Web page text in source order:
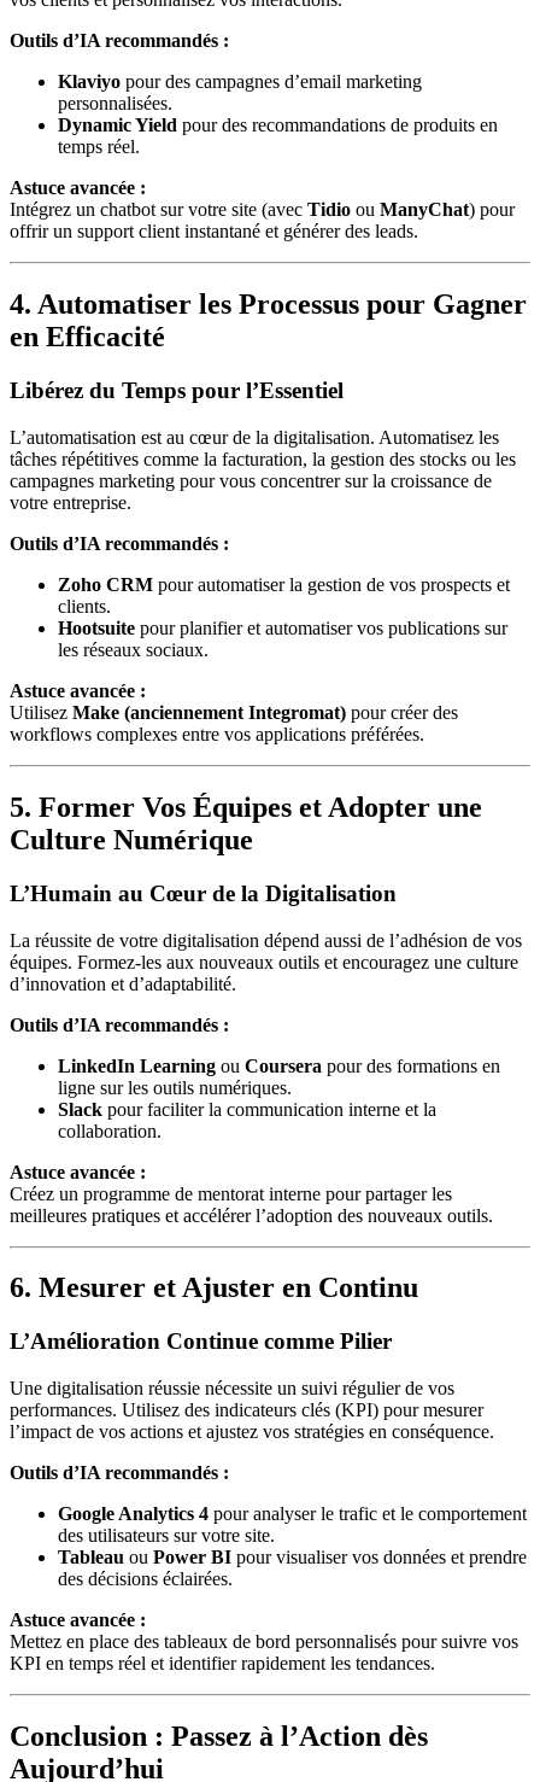
Outils d’IA recommandés :
Klaviyo pour des campagnes d’email marketing
personnalisées.
Dynamic Yield pour des recommandations de produits en
temps réel.
Astuce avancée :
Intégrez un chatbot sur votre site (avec Tidio ou ManyChat) pour
offrir un support client instantané et générer des leads.
4. Automatiser les Processus pour Gagner
en Efficacité
Libérez du Temps pour l’Essentiel
L’automatisation est au cœur de la digitalisation. Automatisez les
tâches répétitives comme la facturation, la gestion des stocks ou les
campagnes marketing pour vous concentrer sur la croissance de
votre entreprise.
Outils d’IA recommandés :
Zoho CRM pour automatiser la gestion de vos prospects et
clients.
Hootsuite pour planifier et automatiser vos publications sur
les réseaux sociaux.
Astuce avancée :
Utilisez Make (anciennement Integromat) pour créer des
workflows complexes entre vos applications préférées.
5. Former Vos Équipes et Adopter une
Culture Numérique
L’Humain au Cœur de la Digitalisation
La réussite de votre digitalisation dépend aussi de l’adhésion de vos
équipes. Formez-les aux nouveaux outils et encouragez une culture
d’innovation et d’adaptabilité.
Outils d’IA recommandés :
LinkedIn Learning ou Coursera pour des formations en
ligne sur les outils numériques.
Slack pour faciliter la communication interne et la
collaboration.
Astuce avancée :
Créez un programme de mentorat interne pour partager les
meilleures pratiques et accélérer l’adoption des nouveaux outils.
6. Mesurer et Ajuster en Continu
L’Amélioration Continue comme Pilier
Une digitalisation réussie nécessite un suivi régulier de vos
performances. Utilisez des indicateurs clés (KPI) pour mesurer
l’impact de vos actions et ajustez vos stratégies en conséquence.
Outils d’IA recommandés :
Google Analytics 4 pour analyser le trafic et le comportement
des utilisateurs sur votre site.
Tableau ou Power BI pour visualiser vos données et prendre
des décisions éclairées.
Astuce avancée :
Mettez en place des tableaux de bord personnalisés pour suivre vos
KPI en temps réel et identifier rapidement les tendances.
Conclusion : Passez à l’Action dès
Aujourd’hui